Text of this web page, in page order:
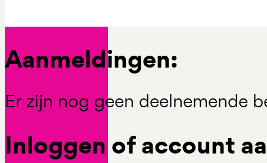
Aanmeldingen:
Er zijn nog geen deelnemende
Inloggen of account